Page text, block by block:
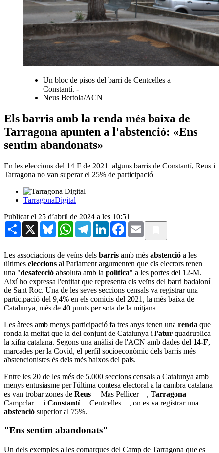
Un bloc de pisos del barri de Centcelles a
Constantí. -
Neus Bertola/ACN
Els barris amb la renda més baixa de
Tarragona apunten a l'abstenció: «Ens
sentim abandonats»
En les eleccions del 14-F de 2021, alguns barris de Constantí, Reus i
Tarragona no van superar el 25% de participació
TarragonaDigital
Publicat el 25 d’abril de 2024 a les 10:51
Share X BlueskyWhatsAppTelegramLinkedInFacebook
Email
Les associacions de veïns dels barris amb més abstenció a les
últimes eleccions al Parlament argumenten que els electors tenen
una "desafecció absoluta amb la política" a les portes del 12-M.
Així ho expressa l'entitat que representa els veïns del barri badaloní
de Sant Roc. Una de les seves seccions censals va registrar una
participació del 9,4% en els comicis del 2021, la més baixa de
Catalunya, més de 40 punts per sota de la mitjana.
Les àrees amb menys participació fa tres anys tenen una renda que
ronda la meitat que la del conjunt de Catalunya i l'atur quadruplica
la xifra catalana. Segons una anàlisi de l'ACN amb dades del 14-F,
marcades per la Covid, el perfil socioeconòmic dels barris més
abstencionistes és dels més baixos del país.
Entre les 20 de les més de 5.000 seccions censals a Catalunya amb
menys entusiasme per l'última contesa electoral a la cambra catalana
es van trobar zones de Reus —Mas Pellicer—, Tarragona —
Campclar— i Constantí—Centcelles—, on es va registrar una
abstenció superior al 75%.
"Ens sentim abandonats"
Un dels exemples a les comarques del Camp de Tarragona que es